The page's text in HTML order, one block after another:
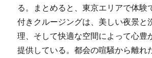
る。まとめると、東京エリアで体験
付きクルージングは、美しい夜景と
理、そして快適な空間によって心豊
提供している。都会の喧騒から離れ